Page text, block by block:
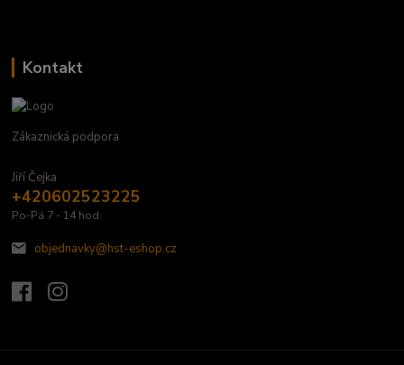
Kontakt
Zákaznická podpora
Jiří Čejka
+420602523225
Po-Pá 7 - 14 hod.
objednavky@hst-eshop.cz